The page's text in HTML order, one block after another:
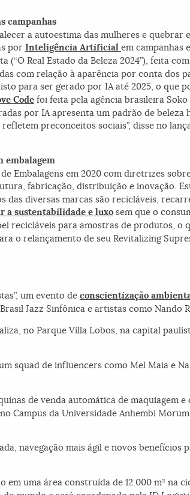
campanhas
a autoestima das mulheres e quebrar
por Inteligência Artificial em campanhas
(“O Real Estado da Beleza 2024”), feita
com relação à aparência por conta dos
para ser gerado por IA até 2025, o que
Code foi feita pela agência brasileira
por IA apresenta um padrão de beleza
preconceitos sociais”, disse no
embalagem
Embalagens em 2020 com diretrizes
fabricação, distribuição e inovação.
das diversas marcas são recicláveis,
a sustentabilidade e luxo sem que o
recicláveis para amostras de produtos, o
o relançamento de seu Revitalizing
um evento de conscientização
Jazz Sinfônica e artistas como Nando
no Parque Villa Lobos, na capital
squad de influencers como Mel Maia e
de venda automática de maquiagem e
Campus da Universidade Anhembi
navegação mais ágil e novos benefícios
uma área construída de 12.000 m² na